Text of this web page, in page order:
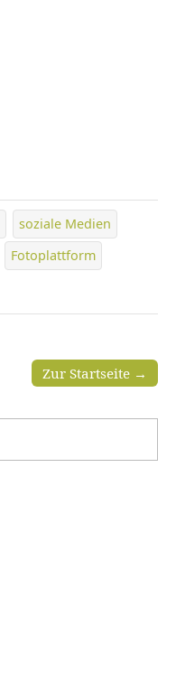
soziale Medien
Fotoplattform
Zur Startseite →